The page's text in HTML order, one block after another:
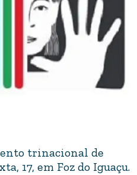
trinacional de
17, em Foz do Iguaçu.